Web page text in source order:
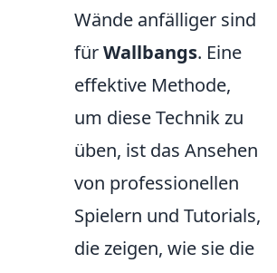
Wände anfälliger sind
fürWallbangs. Eine
effektive Methode,
um diese Technik zu
üben, ist das Ansehen
von professionellen
Spielern und Tutorials,
die zeigen, wie sie die